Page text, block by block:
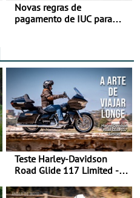
Novas regras de
pagamento de IUC para
Teste Harley-Davidson
Road Glide 117 Limited - A